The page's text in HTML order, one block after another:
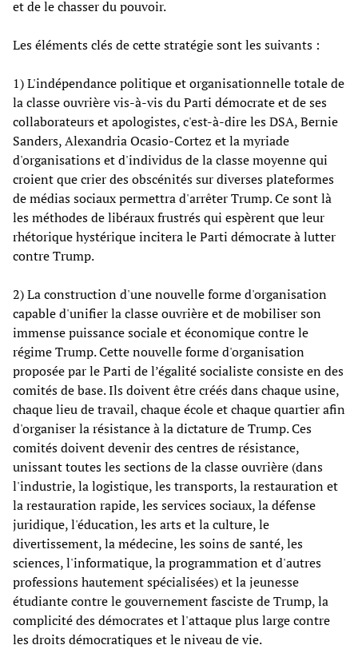
et de le chasser du pouvoir.
Les éléments clés de cette stratégie sont les suivants :
1) L'indépendance politique et organisationnelle totale de
la classe ouvrière vis-à-vis du Parti démocrate et de ses
collaborateurs et apologistes, c'est-à-dire les DSA, Bernie
Sanders, Alexandria Ocasio-Cortez et la myriade
d'organisations et d'individus de la classe moyenne qui
croient que crier des obscénités sur diverses plateformes
de médias sociaux permettra d'arrêter Trump. Ce sont là
les méthodes de libéraux frustrés qui espèrent que leur
rhétorique hystérique incitera le Parti démocrate à lutter
contre Trump.
2) La construction d'une nouvelle forme d'organisation
capable d'unifier la classe ouvrière et de mobiliser son
immense puissance sociale et économique contre le
régime Trump. Cette nouvelle forme d'organisation
proposée par le Parti de l’égalité socialiste consiste en des
comités de base. Ils doivent être créés dans chaque usine,
chaque lieu de travail, chaque école et chaque quartier afin
d'organiser la résistance à la dictature de Trump. Ces
comités doivent devenir des centres de résistance,
unissant toutes les sections de la classe ouvrière (dans
l'industrie, la logistique, les transports, la restauration et
la restauration rapide, les services sociaux, la défense
juridique, l'éducation, les arts et la culture, le
divertissement, la médecine, les soins de santé, les
sciences, l'informatique, la programmation et d'autres
professions hautement spécialisées) et la jeunesse
étudiante contre le gouvernement fasciste de Trump, la
complicité des démocrates et l'attaque plus large contre
les droits démocratiques et le niveau de vie.